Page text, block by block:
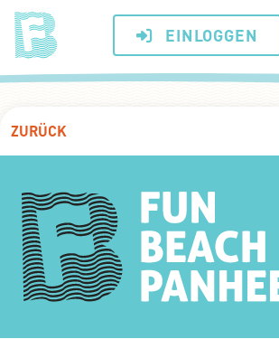
EINLOGGEN
ZURÜCK